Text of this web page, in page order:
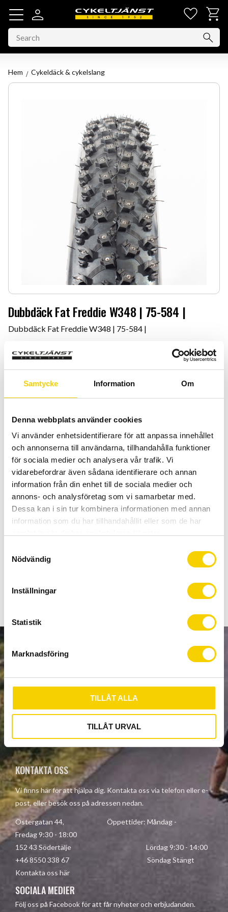
Samtycke Information Om
Denna webbplats använder cookies
Vi använder enhetsidentifierare för att anpassa innehållet
och annonserna till användarna, tillhandahålla funktioner
för sociala medier och analysera vår trafik. Vi
vidarebefordrar även sådana identifierare och annan
information från din enhet till de sociala medier och
annons- och analysföretag som vi samarbetar med.
Dessa kan i sin tur kombinera informationen med annan
information som du har tillhandahållit eller som de har
s
v
a
l
Nödvändig
Inställningar
Statistik
Marknadsföring
TILLÅT ALLA
TILLÅT URVAL
Menu
Basket
Hem Cykeldäck & cykelslang
Dubbdäck Fat Freddie W348 | 75-584 |
Dubbdäck Fat Freddie W348 | 75-584 |
1 399:-
+
-
BUY
Certifierad cykelservice & Shimano Service Center
Allt inom cykel på ett ställe
Kunnig personal och hög kundnöjdhet
Article SKU
NO218881
Dubbdäck från Suomi Tyres till Fatbike-cyklar. 348 dubbar i
däcket gör att du får ett grymt fäste även när det är halt ute.
Your personal information is processed in accordance with our
KONTAKTA OSS
Vi finns här för att hjälpa dig. Kontakta oss via telefon eller e-
post, eller besök oss på adressen nedan.
Östergatan 44, Öppettider: Måndag -
Fredag 9:30 - 18:00
152 43 Södertälje Lördag 9:30 - 14:00
+46 8550 338 67 Söndag Stängt
Kontakta oss här
SOCIALA MEDIER
Följ oss på Facebook för att får nyheter och erbjudanden.